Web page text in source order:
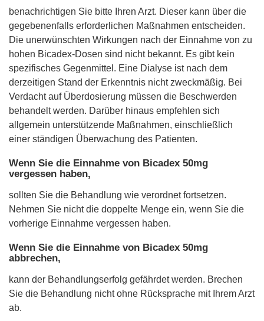
benachrichtigen Sie bitte Ihren Arzt. Dieser kann über die
gegebenenfalls erforderlichen Maßnahmen entscheiden.
Die unerwünschten Wirkungen nach der Einnahme von zu
hohen Bicadex-Dosen sind nicht bekannt. Es gibt kein
spezifisches Gegenmittel. Eine Dialyse ist nach dem
derzeitigen Stand der Erkenntnis nicht zweckmäßig. Bei
Verdacht auf Überdosierung müssen die Beschwerden
behandelt werden. Darüber hinaus empfehlen sich
allgemein unterstützende Maßnahmen, einschließlich
einer ständigen Überwachung des Patienten.
Wenn Sie die Einnahme von Bicadex 50mg
vergessen haben,
sollten Sie die Behandlung wie verordnet fortsetzen.
Nehmen Sie nicht die doppelte Menge ein, wenn Sie die
vorherige Einnahme vergessen haben.
Wenn Sie die Einnahme von Bicadex 50mg
abbrechen,
kann der Behandlungserfolg gefährdet werden. Brechen
Sie die Behandlung nicht ohne Rücksprache mit Ihrem Arzt
ab.